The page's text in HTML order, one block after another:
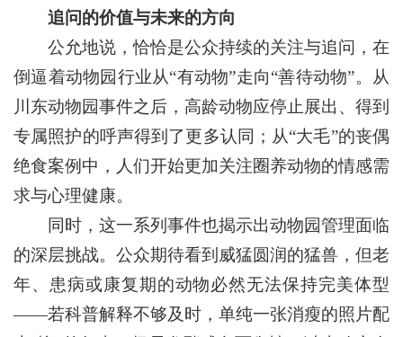
追问的价值与未来的方向
公允地说，恰恰是公众持续的关注与追问，在
倒逼着动物园行业从“有动物”走向“善待动物”。从
川东动物园事件之后，高龄动物应停止展出、得到
专属照护的呼声得到了更多认同；从“大毛”的丧偶
绝食案例中，人们开始更加关注圈养动物的情感需
求与心理健康。
同时，这一系列事件也揭示出动物园管理面临
的深层挑战。公众期待看到威猛圆润的猛兽，但老
年、患病或康复期的动物必然无法保持完美体型
——若科普解释不够及时，单纯一张消瘦的照片配